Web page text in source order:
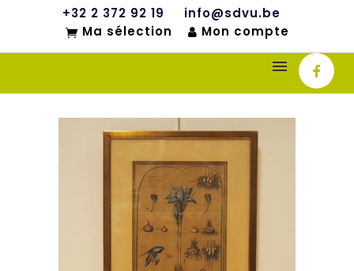
+32 2 372 92 19
info@sdvu.be
Ma sélection
Mon compte